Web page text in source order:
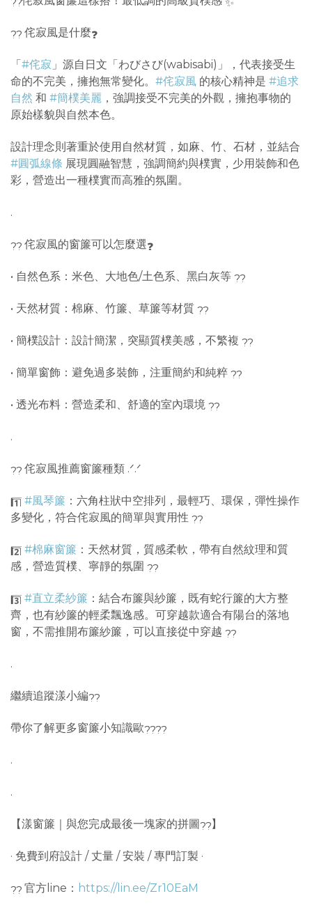
侘寂風是什麼
「#侘寂 」源自日文「わびさび(wabisabi)」，代表接受生
命的不完美，擁抱無常變化。 #侘寂風 的核心精神是 #追求
自然 和 #簡樸美麗 ，強調接受不完美的外觀，擁抱事物的
原始樣貌與自然本色。
設計理念則著重於使用自然材質，如麻、竹、石材，並結合
#圓弧線條 展現圓融智慧，強調簡約與樸實，少用裝飾和色
彩，營造出一種樸實而高雅的氛圍。
.
侘寂風的窗簾可以怎麼選
• 自然色系：米色、大地色/土色系、黑白灰等
• 天然材質：棉麻、竹簾、草簾等材質
• 簡樸設計：設計簡潔，突顯質樸美感，不繁複
• 簡單窗飾：避免過多裝飾，注重簡約和純粹
• 透光布料：營造柔和、舒適的室內環境
.
侘寂風推薦窗簾種類 .ᐟ.ᐟ
#風琴簾 ：六角柱狀中空排列，最輕巧、環保，彈性操作
多變化，符合侘寂風的簡單與實用性
#棉麻窗簾 ：天然材質，質感柔軟，帶有自然紋理和質
感，營造質樸、寧靜的氛圍
#直立柔紗簾 ：結合布簾與紗簾，既有蛇行簾的大方整
齊，也有紗簾的輕柔飄逸感。可穿越款適合有陽台的落地
窗，不需推開布簾紗簾，可以直接從中穿越
.
繼續追蹤漾小編
帶你了解更多窗簾小知識歐
.
.
【漾窗簾｜與您完成最後一塊家的拼圖 】
· 免費到府設計 / 丈量 / 安裝 / 專門訂製 ·
官方line： https://lin.ee/Zr10EaM